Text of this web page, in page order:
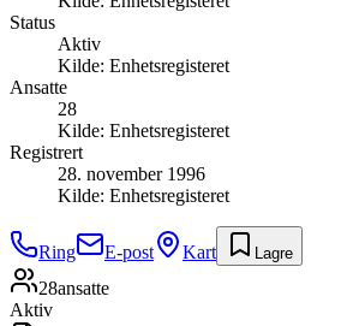
Status
Aktiv
Kilde: Enhetsregisteret
Ansatte
28
Kilde: Enhetsregisteret
Registrert
28. november 1996
Kilde: Enhetsregisteret
Ring E-post Kart Lagre
28ansatte
Aktiv